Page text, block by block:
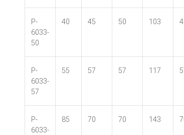
P-
6033-
50
40 45 50 103
P-
6033-
57
55 57 57 117
P-
6033-
85 70 70 143